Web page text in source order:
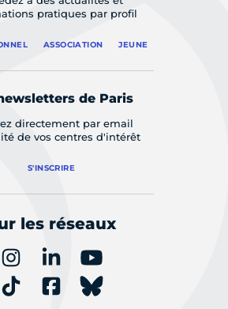
pratiques par profil
ASSOCIATION JEUNE
de Paris
directement par email
de vos centres d'intérêt
S'INSCRIRE
les réseaux